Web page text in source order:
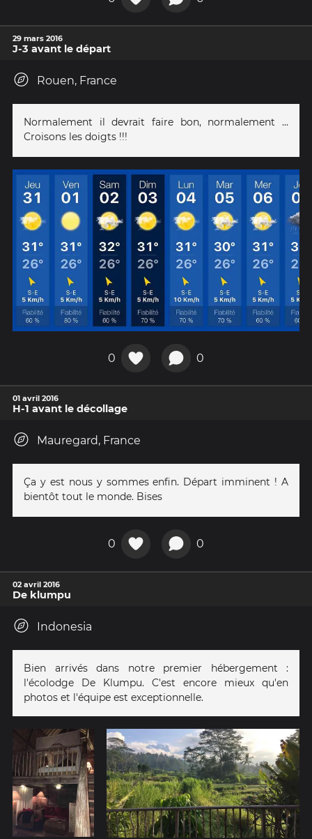
29 mars 2016
J-3 avant le départ
Rouen, France
Normalement il devrait faire bon, normalement ...
Croisons les doigts !!!
0 0
01 avril 2016
H-1 avant le décollage
Mauregard, France
Ça y est nous y sommes enfin. Départ imminent ! A
bientôt tout le monde. Bises
0 0
02 avril 2016
De klumpu
Indonesia
Bien arrivés dans notre premier hébergement :
l'écolodge De Klumpu. C'est encore mieux qu'en
photos et l'équipe est exceptionnelle.